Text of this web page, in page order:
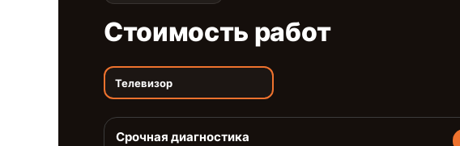
Стоимость работ
Телевизор
Срочная диагностика